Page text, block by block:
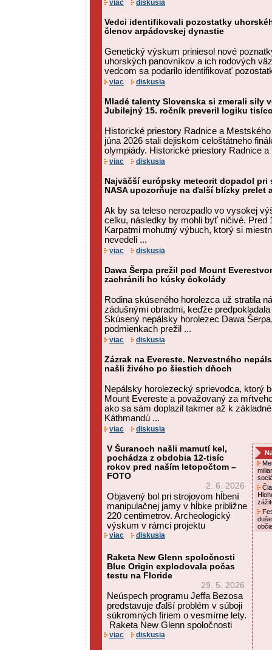
viac diskusia
Vedci identifikovali pozostatky
členov arpádovskej dynastie
Genetický výskum priniesol nové
uhorských panovníkov a ich rodových
vedcom sa podarilo identifikovať
viac diskusia
Mladé talenty Slovenska si zmerali sily
Jubilejný 15. ročník preveril logiku
Historické priestory Radnice a
júna 2026 stali dejiskom celoštátneho
olympiády. Historické priestory Radnice
viac diskusia
Najväčší európsky meteorit dopadol
NASA upozorňuje na ďalší blízky prelet
Ak by sa teleso nerozpadlo vo vysokej
celku, následky by mohli byť ničivé. Pred
Karpatmi mohutný výbuch, ktorý si
nevedeli ...
viac diskusia
Dawa Šerpa prežil pod Mount
zachránili ho kúsky čokolády
Rodina skúseného horolezca už stratila
zádušnými obradmi, keďže
Skúsený nepálsky horolezec Dawa
podmienkach prežil ...
viac diskusia
Zázrak na Evereste. Nezvestného
našli živého po šiestich dňoch
Nepálsky horolezecký sprievodca, ktorý
Mount Evereste a považovaný za
ako sa sám doplazil takmer až k
Káthmandú ...
viac diskusia
V Šuranoch našli mamutí kel,
pochádza z obdobia 12-tisíc
rokov pred naším letopočtom –
FOTO
2. 6. 2026
Objavený bol pri strojovom hĺbení
manipulačnej jamy v hĺbke približne
220 centimetrov. Archeologický
výskum v rámci projektu
viac diskusia
Raketa New Glenn spoločnosti
Blue Origin explodovala počas
testu na Floride
29. 5. 2026
Neúspech programu Jeffa Bezosa
predstavuje ďalší problém v súboji
súkromných firiem o vesmírne lety.
Raketa New Glenn spoločnosti
viac diskusia